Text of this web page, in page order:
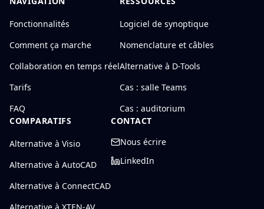
Fonctionnalités
Comment ça marche
Collaboration en temps réel
Tarifs
FAQ
Logiciel de synoptique
Nomenclature et câbles
Alternative à D-Tools
Cas : salle Teams
Cas : auditorium
COMPARATIFS
Alternative à Visio
Alternative à AutoCAD
Alternative à ConnectCAD
CONTACT
Nous écrire
LinkedIn